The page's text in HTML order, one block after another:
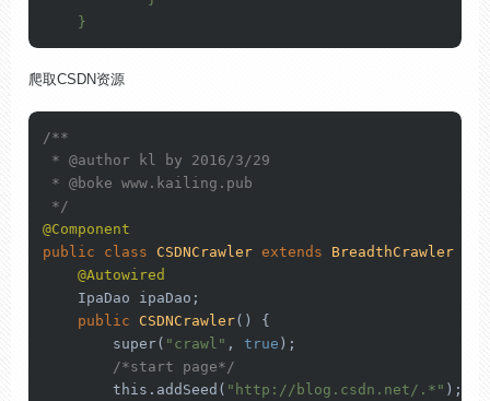
    }
爬取CSDN资源
/**
* @author kl by 2016/3/29
* @boke www.kailing.pub
*/
@Component
public
class CSDNCrawler extends BreadthCrawler
@Autowired
    IpaDao ipaDao;
public
CSDNCrawler()
{
super( "crawl" , true );
/*start page*/
this .addSeed( "http://blog.csdn.net/.*" );